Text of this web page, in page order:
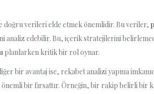
doğru verileri elde etmek önemlidir. Bu veriler,
analiz edebilir. Bu, içerik stratejilerini
planlarken kritik bir rol oynar.
bir avantaj ise, rekabet analizi yapma
bir fırsattır. Örneğin, bir rakip belirli bir